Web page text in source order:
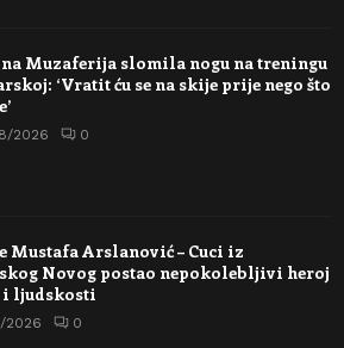
Muzaferija slomila nogu na treningu
‘Vratit ću se na skije prije nego što
2026 0
Mustafa Arslanović – Cuci iz
Novog postao nepokolebljivi heroj
i ljudskosti
2026 0